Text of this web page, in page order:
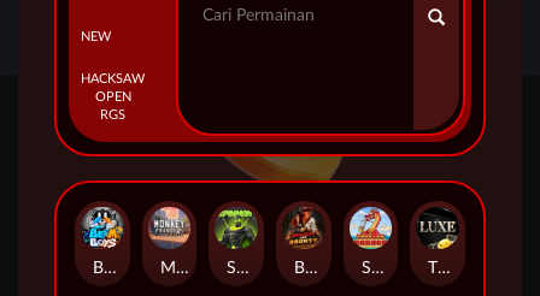
NEW
HACKSAW
OPEN
RGS
Beam Boys Monkey Frenzy 2: Boss is Here! Spinman BULLETS AND BOUNTY SMOKING DRAGON The Luxe